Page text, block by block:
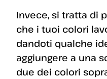
Invece, si tratta di
che i tuoi colori
dandoti qualche
aggiungere a una
due dei colori